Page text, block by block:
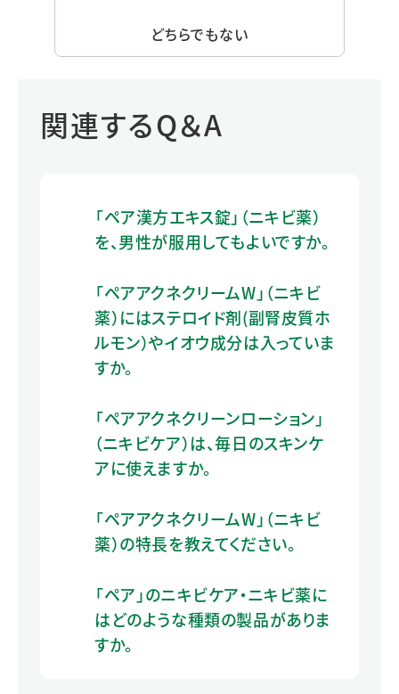
どちらでもない
関連するQ＆A
「ペア漢方エキス錠」（ニキビ薬）
を、男性が服用してもよいですか。
「ペアアクネクリームW」（ニキビ
薬）にはステロイド剤(副腎皮質ホ
ルモン）やイオウ成分は入っていま
すか。
「ペアアクネクリーンローション」
（ニキビケア）は、毎日のスキンケ
アに使えますか。
「ペアアクネクリームW」（ニキビ
薬）の特長を教えてください。
「ペア」のニキビケア・ニキビ薬に
はどのような種類の製品がありま
すか。